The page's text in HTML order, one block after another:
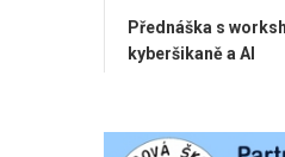
Přednáška s
kyberšikaně a AI